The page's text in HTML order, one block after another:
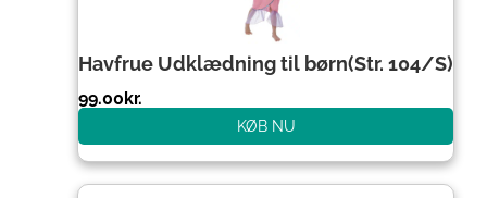
Havfrue Udklædning til børn(Str. 104/S)
99.00kr.
KØB NU